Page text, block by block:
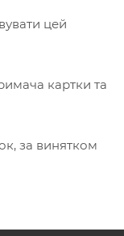
цей
картки та
за винятком